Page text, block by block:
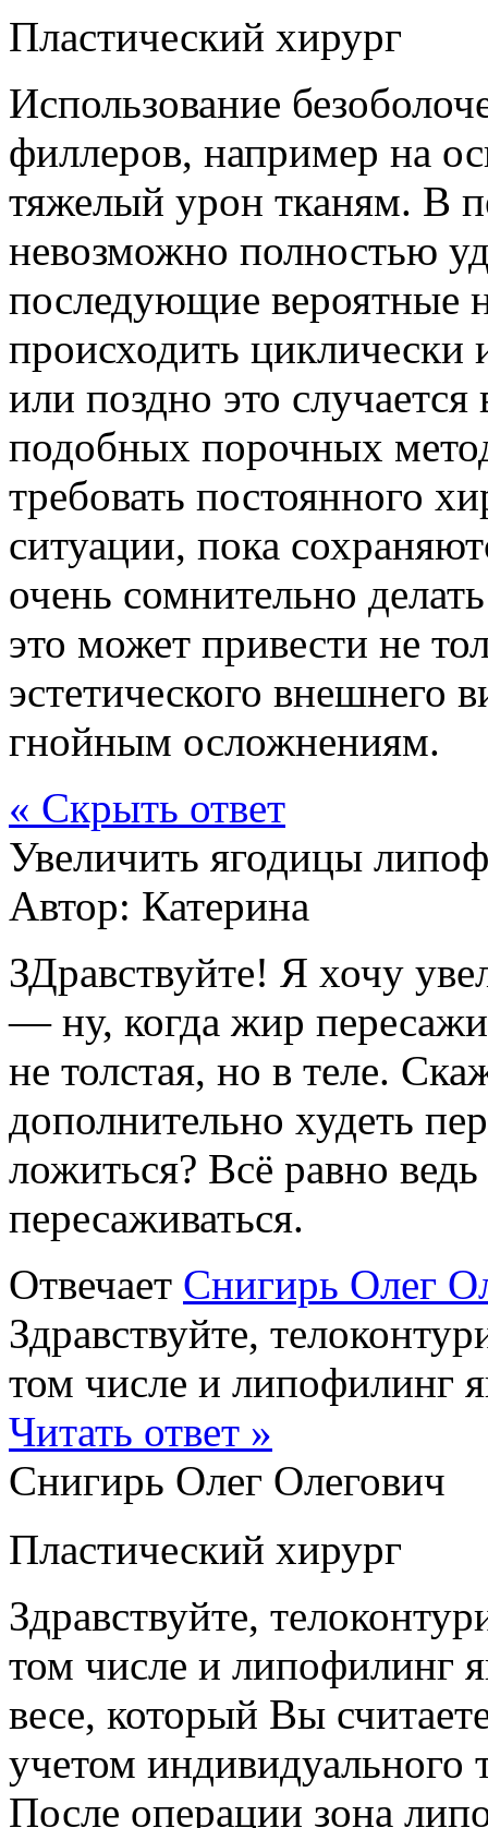
Пластический хирург
Использование
филлеров, например на
тяжелый урон тканям. В
невозможно полностью
последующие вероятные
происходить циклически
или поздно это случается
подобных порочных
требовать постоянного
ситуации, пока
очень сомнительно
это может привести не
эстетического внешнего
гнойным осложнениям.
« Скрыть ответ
Увеличить ягодицы
Автор: Катерина
ЗДравствуйте! Я хочу
— ну, когда жир
не толстая, но в теле.
дополнительно худеть
ложиться? Всё равно
пересаживаться.
Отвечает Снигирь Олег
Здравствуйте,
том числе и липофилинг
Читать ответ »
Снигирь Олег Олегович
Пластический хирург
Здравствуйте,
том числе и липофилинг
весе, который Вы
учетом индивидуального
После операции зона